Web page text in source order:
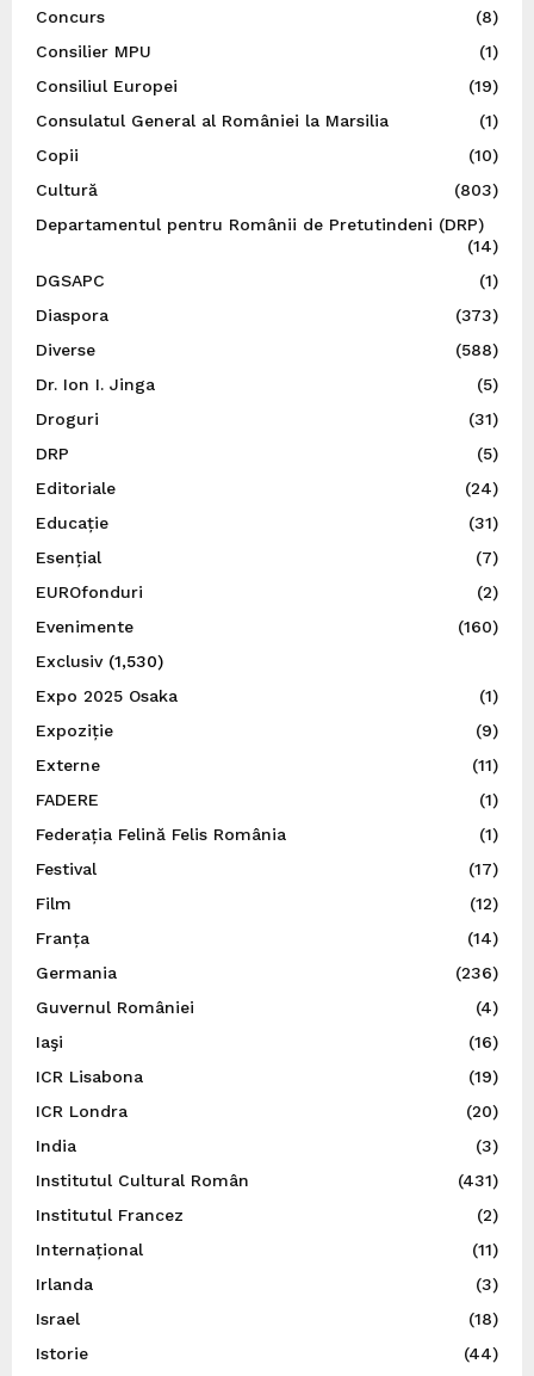
Concurs
(8)
Consilier MPU
(1)
Consiliul Europei
(19)
Consulatul General al României la Marsilia
(1)
Copii
(10)
Cultură
(803)
Departamentul pentru Românii de Pretutindeni (DRP)
(14)
DGSAPC
(1)
Diaspora
(373)
Diverse
(588)
Dr. Ion I. Jinga
(5)
Droguri
(31)
DRP
(5)
Editoriale
(24)
Educație
(31)
Esențial
(7)
EUROfonduri
(2)
Evenimente
(160)
Exclusiv(1,530)
Expo 2025 Osaka
(1)
Expoziție
(9)
Externe
(11)
FADERE
(1)
Federația Felină Felis România
(1)
Festival
(17)
Film
(12)
Franța
(14)
Germania
(236)
Guvernul României
(4)
Iaşi
(16)
ICR Lisabona
(19)
ICR Londra
(20)
India
(3)
Institutul Cultural Român
(431)
Institutul Francez
(2)
Internațional
(11)
Irlanda
(3)
Israel
(18)
Istorie
(44)